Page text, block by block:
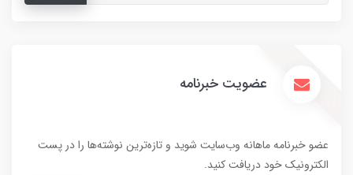
عضویت خبرنامه
عضو خبرنامه ماهانه وب‌سایت شوید و تازه‌ترین نوشته‌ها را در پست
الکترونیک خود دریافت کنید.